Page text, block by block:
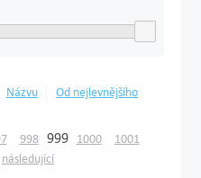
Názvu Od nejlevnějšího
998 999 1000 1001
následující